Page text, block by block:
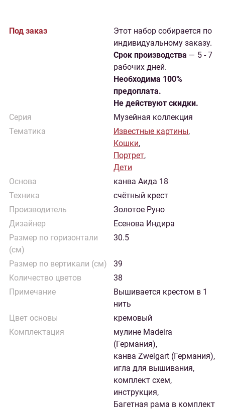
Под заказ
Этот набор собирается по
индивидуальному заказу.
Cрок производства — 5 - 7
рабочих дней.
Необходима 100%
предоплата.
Не действуют скидки.
Серия
Музейная коллекция
Тематика
Известные картины,
Кошки,
Портрет,
Дети
Основа
канва Аида 18
Техника
счётный крест
Производитель
Золотое Руно
Дизайнер
Есенова Индира
Размер по горизонтали
(см)
30.5
Размер по вертикали (см)
39
Количество цветов
38
Примечание
Вышивается крестом в 1
нить
Цвет основы
кремовый
Комплектация
мулине Madeira
(Германия),
канва Zweigart (Германия),
игла для вышивания,
комплект схем,
инструкция,
Багетная рама в комплект